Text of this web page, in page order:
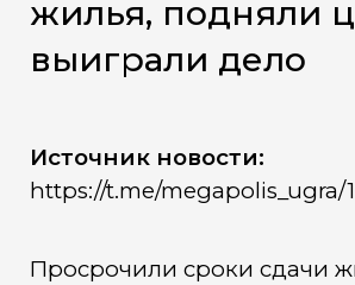
жилья, подняли
выиграли дело
Источник новости:
https://t.me/megapolis_ugra/
Просрочили сроки сдачи